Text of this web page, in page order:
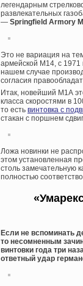
легендарным
развлекательных
— Springfield Armory
Это не вариация на
армейской М14, с
нашем случае
согласия
Итак, новейший М1А
класса скоростями в
то есть винтовка с
стакан с поршнем
Ложа новинки не
этом установленная
столь замечательную
полностью
Если не вспоминать
то несомненным
винтовки года три
ответный удар